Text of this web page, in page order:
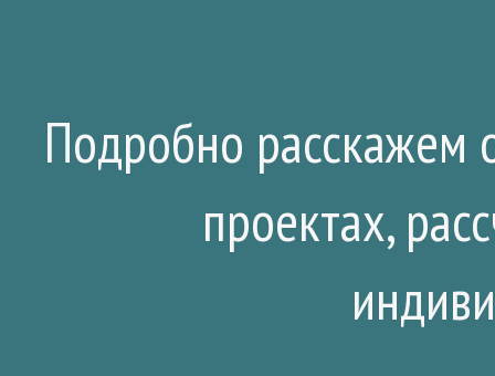
Подробно расскажем
проектах,